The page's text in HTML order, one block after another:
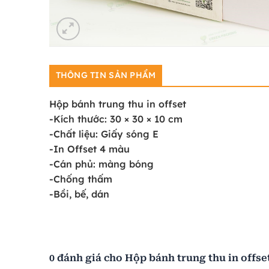
THÔNG TIN SẢN PHẨM
Hộp bánh trung thu in offset
-Kích thước: 30 × 30 × 10 cm
-Chất liệu: Giấy sóng E
-In Offset 4 màu
-Cán phủ: màng bóng
-Chống thấm
-Bồi, bế, dán
0 đánh giá cho Hộp bánh trung thu in